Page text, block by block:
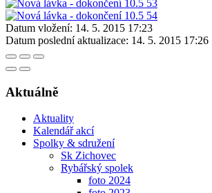
Datum vložení: 14. 5. 2015 17:23
Datum poslední aktualizace: 14. 5. 2015 17:26
Aktuálně
Aktuality
Kalendář akcí
Spolky & sdružení
Sk Zichovec
Rybářský spolek
foto 2024